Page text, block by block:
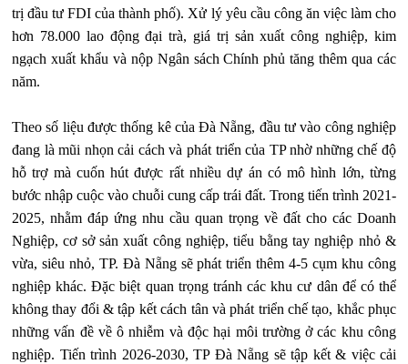
trị đầu tư FDI của thành phố). Xử lý yêu cầu công ăn việc làm cho
hơn 78.000 lao động đại trà, giá trị sản xuất công nghiệp, kim
ngạch xuất khẩu và nộp Ngân sách Chính phủ tăng thêm qua các
năm.
Theo số liệu được thống kê của Đà Nẵng, đầu tư vào công nghiệp
đang là mũi nhọn cải cách và phát triển của TP nhờ những chế độ
hỗ trợ mà cuốn hút được rất nhiều dự án có mô hình lớn, từng
bước nhập cuộc vào chuỗi cung cấp trái đất. Trong tiến trình 2021-
2025, nhằm đáp ứng nhu cầu quan trọng về đất cho các Doanh
Nghiệp, cơ sở sản xuất công nghiệp, tiểu bằng tay nghiệp nhỏ &
vừa, siêu nhỏ, TP. Đà Nẵng sẽ phát triển thêm 4-5 cụm khu công
nghiệp khác. Đặc biệt quan trọng tránh các khu cư dân để có thể
không thay đổi & tập kết cách tân và phát triển chế tạo, khắc phục
những vấn đề về ô nhiễm và độc hại môi trường ở các khu công
nghiệp. Tiến trình 2026-2030, TP Đà Nẵng sẽ tập kết & việc cải